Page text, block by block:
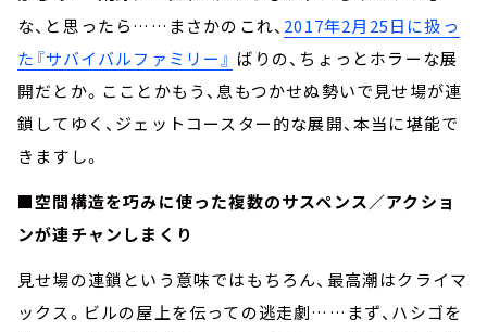
な、と思ったら……まさかのこれ、 2017年2月25日に扱っ
た『サバイバルファミリー』 ばりの、ちょっとホラーな展
開だとか。こことかもう、息もつかせぬ勢いで見せ場が連
鎖してゆく、ジェットコースター的な展開、本当に堪能で
きますし。
■空間構造を巧みに使った複数のサスペンス／アクショ
ンが連チャンしまくり
見せ場の連鎖という意味ではもちろん、最高潮はクライマ
ックス。ビルの屋上を伝っての逃走劇……まず、ハシゴを